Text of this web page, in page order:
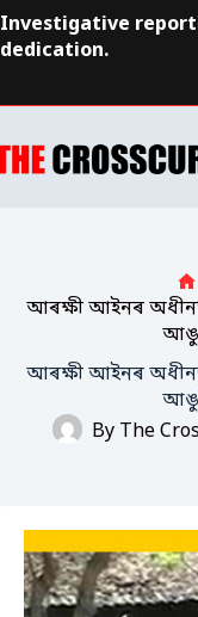
Skip
to
content
Investigative
dedication.
আৰক্ষী আইনৰ অধীনত
আৰক্ষী আইনৰ অধীনত
By The